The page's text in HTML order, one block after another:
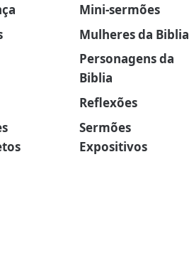
Mini-sermões
Mulheres da Biblia
Personagens da
Biblia
Reflexões
Sermões
Expositivos